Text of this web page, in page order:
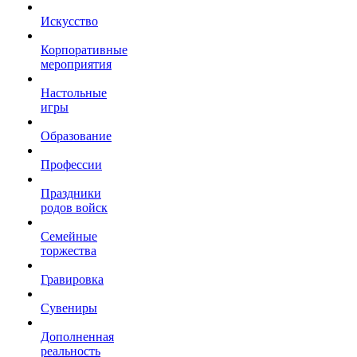
Искусство
Корпоративные
мероприятия
Настольные
игры
Образование
Профессии
Праздники
родов войск
Семейные
торжества
Гравировка
Сувениры
Дополненная
реальность